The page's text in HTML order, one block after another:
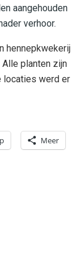
aangehouden
verhoor.
hennepkwekerij
planten zijn
locaties werd er
Meer